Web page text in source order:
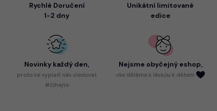
Rychlé Doručení
1-2 dny
Unikátní limitované
edice
Novinky každý den,
protose vyplatí nás sledovat
#číhejte
Nejsme obyčejný eshop,
vše děláme s láskou k dětem